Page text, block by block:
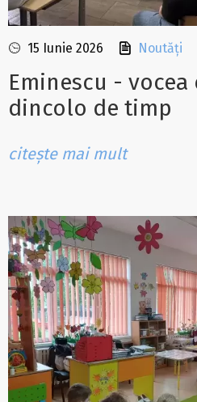
15 Iunie 2026 Noutăți
Eminescu - vocea
dincolo de timp
citește mai mult